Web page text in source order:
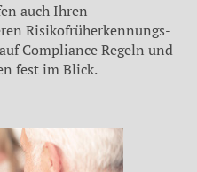
auch Ihren
Risikofrüherkennungs-
Compliance Regeln und
fest im Blick.